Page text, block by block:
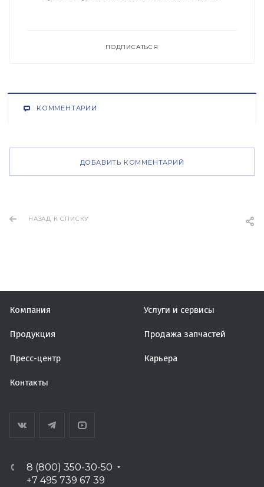
ПОДПИСАТЬСЯ
КОММЕНТАРИИ
ДОБАВИТЬ КОММЕНТАРИЙ
НАЗАД К СПИСКУ
Компания Услуги и сервисы
Продукция Продажа запчастей
Пресс-центр Карьера
Контакты
8 (800) 350-30-50
+7 495 739 67 39